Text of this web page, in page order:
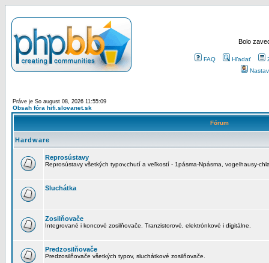
Bolo
FAQ Hľadať
Práve je So august 08, 2026 11:55:09
Obsah fóra hifi.slovanet.sk
Fórum
Hardware
Reprosústavy
Reprosústavy všetkých typov,chutí a veľkostí - 1pásma-Npásma, vogelhausy-
Sluchátka
Zosilňovače
Integrované i koncové zosilňovače. Tranzistorové, elektrónkové i digitálne.
Predzosilňovače
Predzosilňovače všetkých typov, sluchátkové zosilňovače.